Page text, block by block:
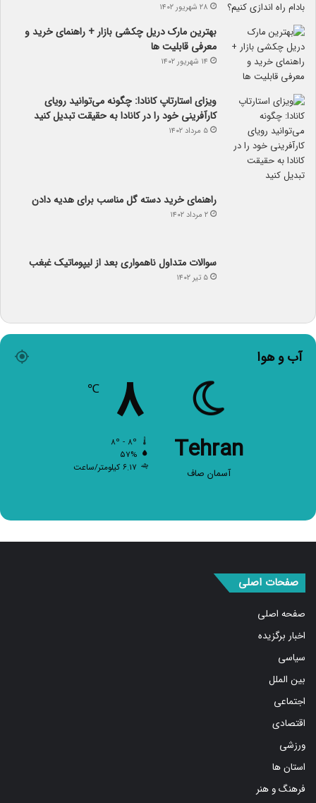
۲۸ شهریور ۱۴۰۲
بهترین مارک دریل چکشی بازار + راهنمای خرید و
معرفی قابلیت ها
۱۴ شهریور ۱۴۰۲
ویزای استارتاپ کانادا: چگونه می‌توانید رویای
کارآفرینی خود را در کانادا به حقیقت تبدیل کنید
۵ مرداد ۱۴۰۲
راهنمای خرید دسته گل مناسب برای هدیه دادن
۲ مرداد ۱۴۰۲
سوالات متداول ناهمواری بعد از لیپوماتیک غبغب
۵ تیر ۱۴۰۲
آب و هوا
Tehran
آسمان صاف
۸
۵۷%
۶.۱۷ کیلومتر/ساعت
صفحه اصلی
اخبار برگزیده
سیاسی
بین الملل
اجتماعی
اقتصادی
ورزشی
استان ها
فرهنگ و هنر
درباره ما